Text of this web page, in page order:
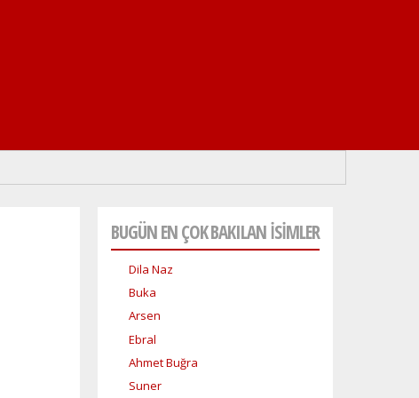
BUGÜN EN ÇOK BAKILAN İSİMLER
Dila Naz
Buka
Arsen
Ebral
Ahmet Buğra
Suner